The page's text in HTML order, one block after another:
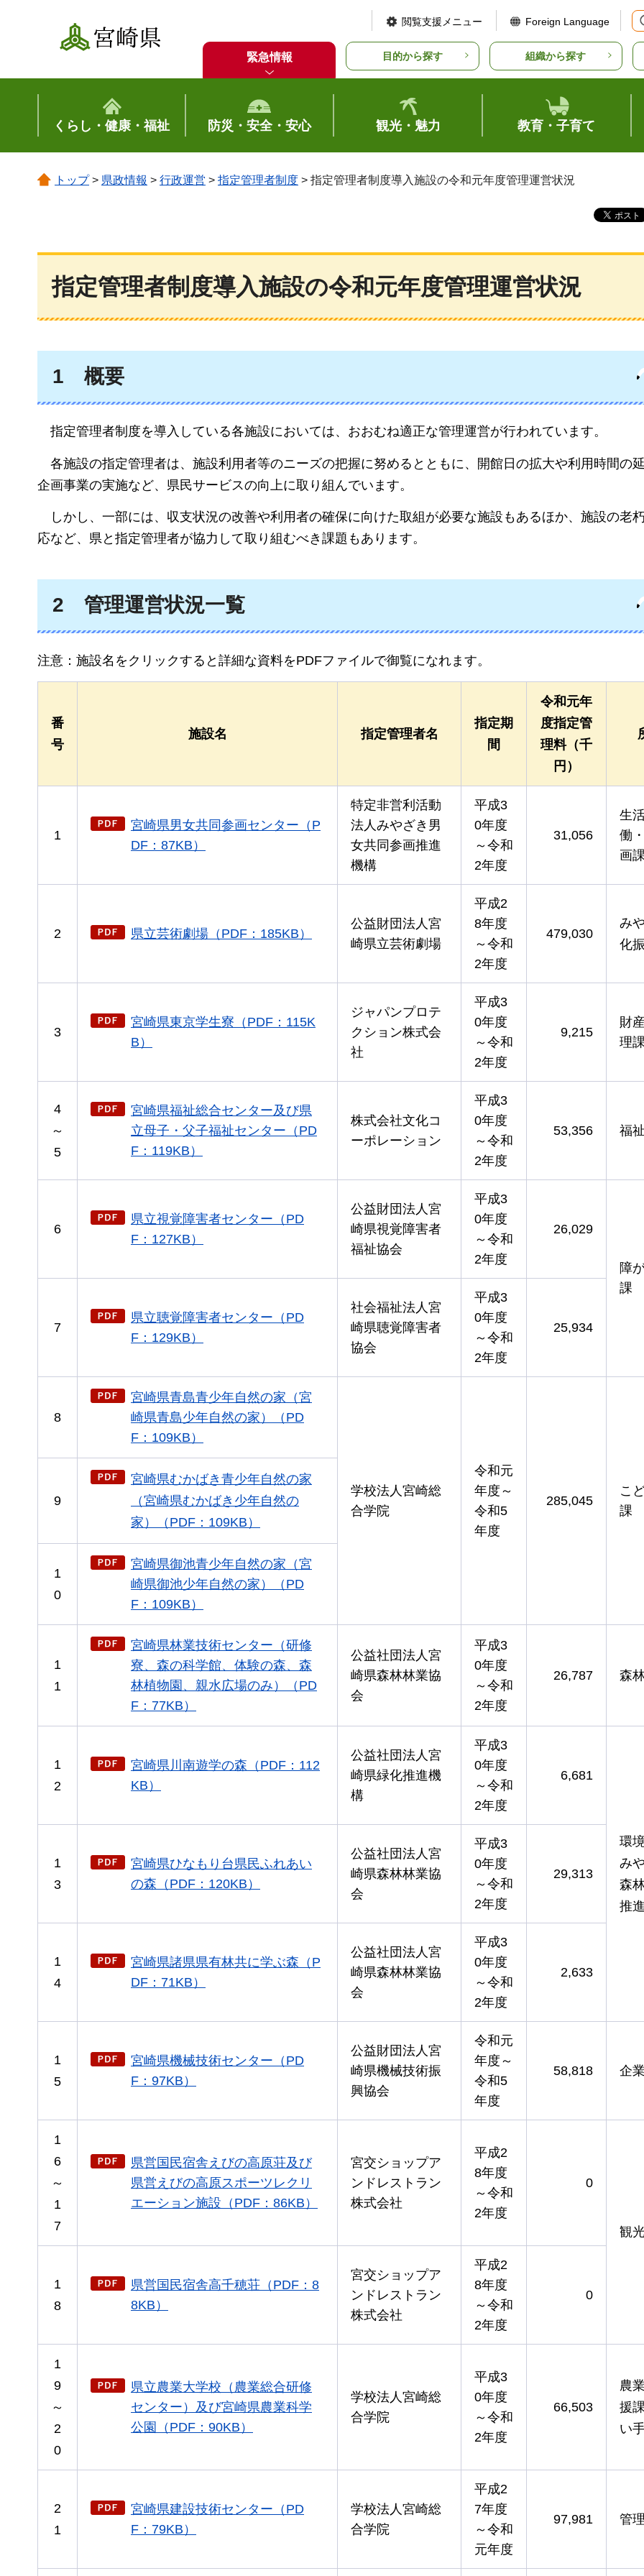
宮崎県
閲覧支援メニュー Foreign Language
緊急情報 目的から探す 組織から探す
くらし・健康・福祉 防災・安全・安心 観光・魅力 教育・子育て
トップ> 県政情報 > 行政運営 > 指定管理者制度 > 指定管理者制度導入施設の令和元年度管理運営状況
指定管理者制度導入施設の令和元年度管理運営状況
1 概要
指定管理者制度を導入している各施設においては、 おおむね適正な管理運営が行われています。
各施設の指定管理者は、施設利用者等のニーズの把握に努めるとともに、開館日の拡大や利用時間の
企画事業の実施など、 県民サービスの向上に取り組んでいます。
しかし、一部には、 収支状況の改善や利用者の確保に向けた取組が必要な施設もあるほか、施設の老
応など、県と指定管理者が協力して取り組むべき課題もあります。
2 管理運営状況一覧
注意：施設名をクリックすると詳細な資料をPDFファイルで御覧になれます。
番
号
施設名 指定管理者名
指定期
間
令和元年
度指定管
理料（千
円）
1
宮崎県男女共同参画センター（P
DF：87KB）
特定非営利活動
法人みやざき男
女共同参画推進
機構
平成3
0年度
～令和
2年度
31,056
生
働
画
2 県立芸術劇場（PDF：185KB）
公益財団法人宮
崎県立芸術劇場
平成2
8年度
～令和
2年度
479,030
み
化
3
宮崎県東京学生寮（PDF：115K
B）
ジャパンプロテ
クション株式会
社
平成3
0年度
～令和
2年度
9,215
財
理
4
～
5
宮崎県福祉総合センター及び県
立母子・父子福祉センター（PD
F：119KB）
株式会社文化コ
ーポレーション
平成3
0年度
～令和
2年度
53,356 福
6
県立視覚障害者センター（PD
F：127KB）
公益財団法人宮
崎県視覚障害者
福祉協会
平成3
0年度
～令和
2年度
26,029
障
課
7
県立聴覚障害者センター（PD
F：129KB）
社会福祉法人宮
崎県聴覚障害者
協会
平成3
0年度
～令和
2年度
25,934
8
宮崎県青島青少年自然の家（宮
崎県青島少年自然の家）（PD
F：109KB）
学校法人宮崎総
合学院
令和元
年度～
令和5
年度
285,045
こ
課
9
宮崎県むかばき青少年自然の家
（宮崎県むかばき少年自然の
家）（PDF：109KB）
1
0
宮崎県御池青少年自然の家（宮
崎県御池少年自然の家）（PD
F：109KB）
1
1
宮崎県林業技術センター（研修
寮、森の科学館、体験の森、森
林植物園、親水広場のみ）（PD
F：77KB）
公益社団法人宮
崎県森林林業協
会
平成3
0年度
～令和
2年度
26,787 森
1
2
宮崎県川南遊学の森（PDF：112
KB）
公益社団法人宮
崎県緑化推進機
構
平成3
0年度
～令和
2年度
6,681
環
み
森
推
1
3
宮崎県ひなもり台県民ふれあい
の森（PDF：120KB）
公益社団法人宮
崎県森林林業協
会
平成3
0年度
～令和
2年度
29,313
1
4
宮崎県諸県県有林共に学ぶ森（P
DF：71KB）
公益社団法人宮
崎県森林林業協
会
平成3
0年度
～令和
2年度
2,633
1
5
宮崎県機械技術センター（PD
F：97KB）
公益財団法人宮
崎県機械技術振
興協会
令和元
年度～
令和5
年度
58,818 企
1
6
～
1
7
県営国民宿舎えびの高原荘及び
県営えびの高原スポーツレクリ
エーション施設（PDF：86KB）
宮交ショップア
ンドレストラン
株式会社
平成2
8年度
～令和
2年度
0
観
1
8
県営国民宿舎高千穂荘（PDF：8
8KB）
宮交ショップア
ンドレストラン
株式会社
平成2
8年度
～令和
2年度
0
1
9
～
2
0
県立農業大学校（農業総合研修
センター）及び宮崎県農業科学
公園（PDF：90KB）
学校法人宮崎総
合学院
平成3
0年度
～令和
2年度
66,503
農
援
い
2
1
宮崎県建設技術センター（PD
F：79KB）
学校法人宮崎総
合学院
平成2
7年度
～令和
元年度
97,981 管